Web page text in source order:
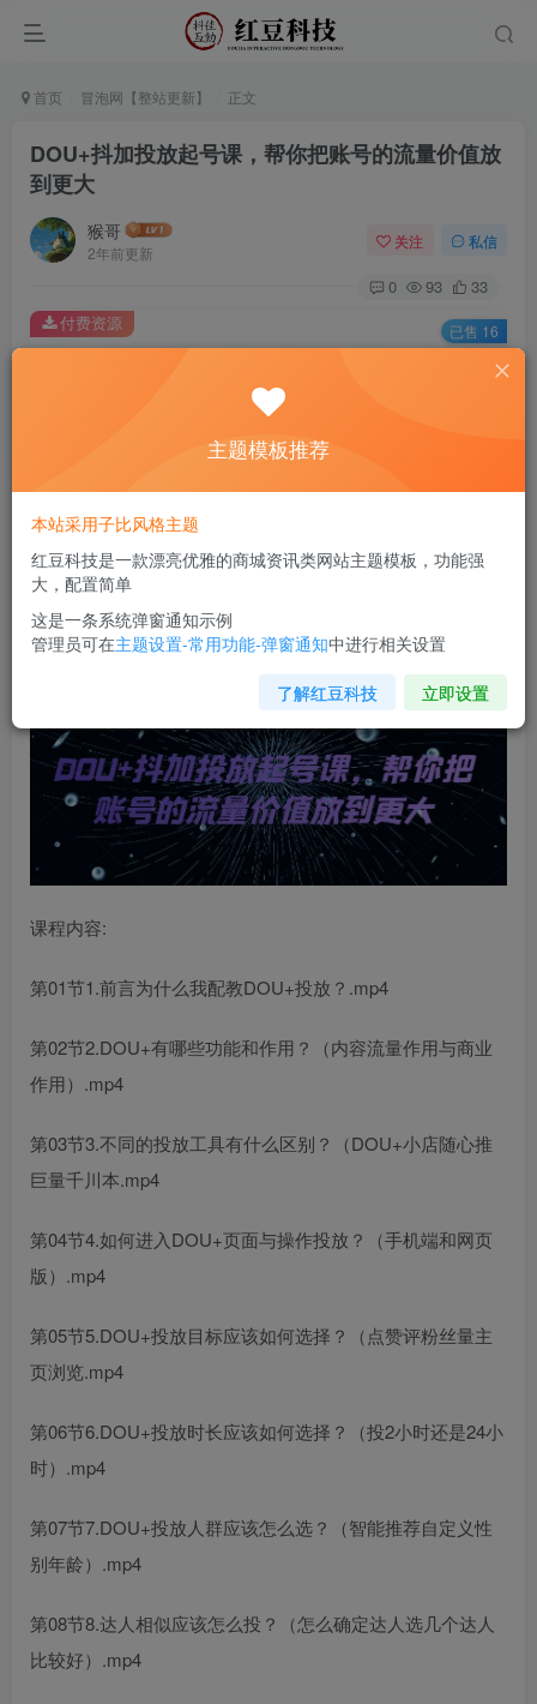
首页 冒泡网【整站更新】 正文
DOU+抖加投放起号课，帮你把账号的流量价值放
到更大
猴哥
2年前更新
关注 私信
0 93 33
此内容为付费资源，请付费后查看
￥9.9
您当前未登录！建议登陆后购买，可保存购买订单
付费资源 已售 16
DOU+抖加投放起号课，帮你把账号的流量价值放到更大
课程内容:
第01节1.前言为什么我配教DOU+投放？.mp4
第02节2.DOU+有哪些功能和作用？（内容流量作用与商业
作用）.mp4
第03节3.不同的投放工具有什么区别？（DOU+小店随心推
巨量千川本.mp4
第04节4.如何进入DOU+页面与操作投放？（手机端和网页
版）.mp4
第05节5.DOU+投放目标应该如何选择？（点赞评粉丝量主
页浏览.mp4
第06节6.DOU+投放时长应该如何选择？（投2小时还是24小
时）.mp4
第07节7.DOU+投放人群应该怎么选？（智能推荐自定义性
别年龄）.mp4
第08节8.达人相似应该怎么投？（怎么确定达人选几个达人
比较好）.mp4
主题模板推荐
本站采用子比风格主题
红豆科技是一款漂亮优雅的商城资讯类网站主题模板，功能强
大，配置简单
这是一条系统弹窗通知示例
管理员可在主题设置-常用功能-弹窗通知中进行相关设置
了解红豆科技 立即设置